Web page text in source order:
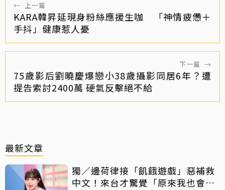
← 上一篇
KARA韓昇延現身粉絲應援生咖 「神情疲憊＋
手抖」健康惹人憂
下一篇 →
75歲影后劉曉慶爆戀小38歲攝影同居6年？遭
提告索討2400萬 硬氣反擊絕不給
最新文章
獨／邊荷律接「飢餓遊戲」惡補救
中文！來台才驚覺「原來我也會